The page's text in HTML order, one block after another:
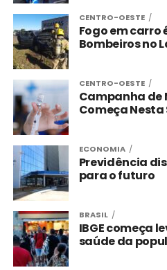
CENTRO-OESTE
Fogo em carro
Bombeiros no
CENTRO-OESTE
Campanha
Começa Nesta
ECONOMIA
Previdência
para o futuro
BRASIL
IBGE começa
saúde da